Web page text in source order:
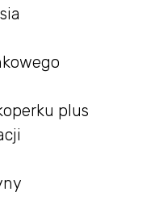
plus